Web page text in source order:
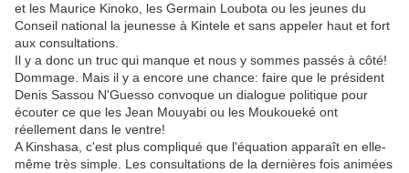
et les Maurice Kinoko, les Germain Loubota ou les jeunes du
Conseil national la jeunesse à Kintele et sans appeler haut et fort
aux consultations.
Il y a donc un truc qui manque et nous y sommes passés à côté!
Dommage. Mais il y a encore une chance: faire que le président
Denis Sassou N'Guesso convoque un dialogue politique pour
écouter ce que les Jean Mouyabi ou les Moukoueké ont
réellement dans le ventre!
A Kinshasa, c'est plus compliqué que l'équation apparaît en elle-
même très simple. Les consultations de la dernières fois animées